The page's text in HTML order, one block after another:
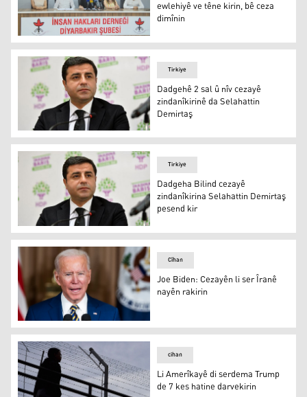
Şaxa Diyarbekirê ya Komeleya Mafên Mirovan (ÎHD)
ewlehiyê ve têne kirin, bê ceza
dimînin
Selahattin Demirtaş
Tirkiye
Dadgehê 2 sal û nîv cezayê
zindanîkirinê da Selahattin
Demirtaş
Selahattin Demirtaş
Tirkiye
Dadgeha Bilind cezayê
zindanîkirina Selahattin Demirtaş
pesend kir
Serokê Amerîkayê Joe Biden
Cîhan
Joe Biden: Cezayên li ser Îranê
nayên rakirin
cihan
Li Amerîkayê di serdema Trump
de 7 kes hatine darvekirin